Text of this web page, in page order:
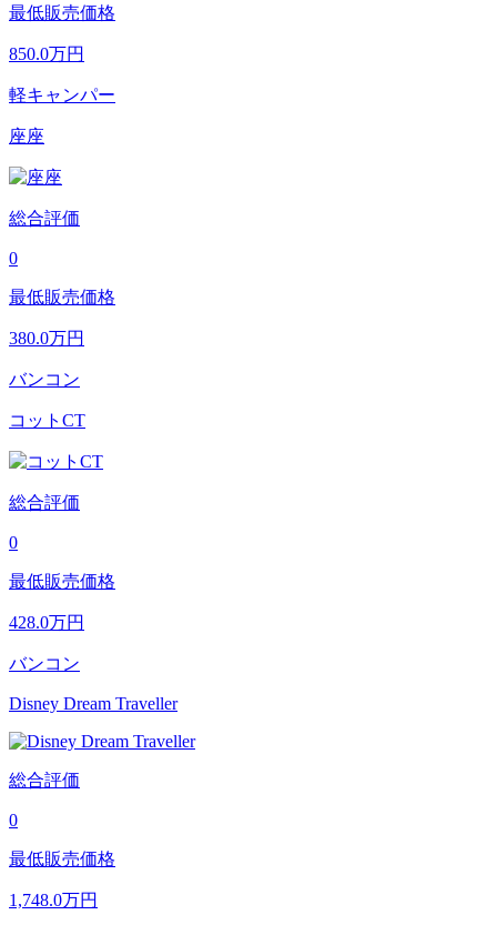
最低販売価格
850.0万円
軽キャンパー
座座
総合評価
0
最低販売価格
380.0万円
バンコン
コットCT
総合評価
0
最低販売価格
428.0万円
バンコン
Disney Dream Traveller
総合評価
0
最低販売価格
1,748.0万円